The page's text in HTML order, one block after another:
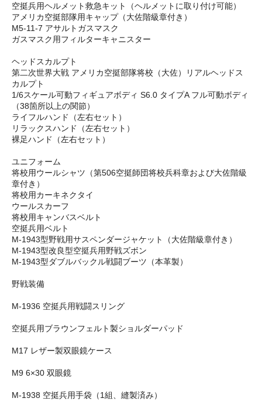
空挺兵用ヘルメット救急キット（ヘルメットに取り付け可能）
アメリカ空挺部隊用キャップ（大佐階級章付き）
M5-11-7 アサルトガスマスク
ガスマスク用フィルターキャニスター
ヘッドスカルプト
第二次世界大戦 アメリカ空挺部隊将校（大佐）リアルヘッドス
カルプト
1/6スケール可動フィギュアボディ S6.0 タイプA フル可動ボディ
（38箇所以上の関節）
ライフルハンド（左右セット）
リラックスハンド（左右セット）
裸足ハンド（左右セット）
ユニフォーム
将校用ウールシャツ（第506空挺師団将校兵科章および大佐階級
章付き）
将校用カーキネクタイ
ウールスカーフ
将校用キャンバスベルト
空挺兵用ベルト
M-1943型野戦用サスペンダージャケット（大佐階級章付き）
M-1943型改良型空挺兵用野戦ズボン
M-1943型ダブルバックル戦闘ブーツ（本革製）
野戦装備
M-1936 空挺兵用戦闘スリング
空挺兵用ブラウンフェルト製ショルダーパッド
M17 レザー製双眼鏡ケース
M9 6×30 双眼鏡
M-1938 空挺兵用手袋（1組、縫製済み）